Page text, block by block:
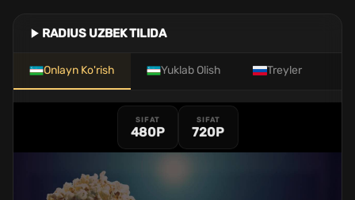
RADIUS UZBEK TILIDA
Onlayn Ko'rish Yuklab Olish Treyler
SIFAT
480P
SIFAT
720P